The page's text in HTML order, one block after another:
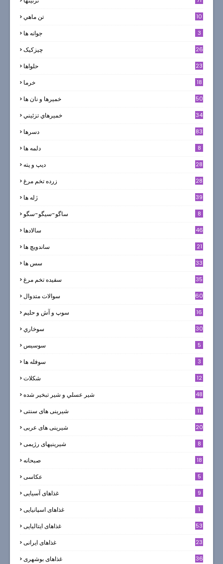
تن ماهي 10
جوانه ها 3
چیزکیک 26
حلواها 23
خرما 18
خميرها و نان ها 50
خميرهاي تزئيني 34
دسرها 83
دلمه ها 8
ديپ و پته 28
زرده تخم مرغ 28
ژله ها 39
ساگو-سیگو-سگو 8
سالادها 46
ساندویچ ها 21
سس ها 33
سفيده تخم مرغ 35
سوالات متدوال 60
سوپ و آش و حليم 16
سوخاري 30
سوسيس 5
سوفله ها 3
شکلات
12
شير عسلي و شير تبخير شده 48
شیرینی های سنتی 11
شیرینی های عربی 20
شیرینیهای رژیمی 8
صبحانه 18
عکاسی 5
غذاهای آسیایی 9
غذاهای اسپانیایی 1
غذاهای ایتالیایی 53
غذاهای ایرانی 23
غذاهای بوشهری 36